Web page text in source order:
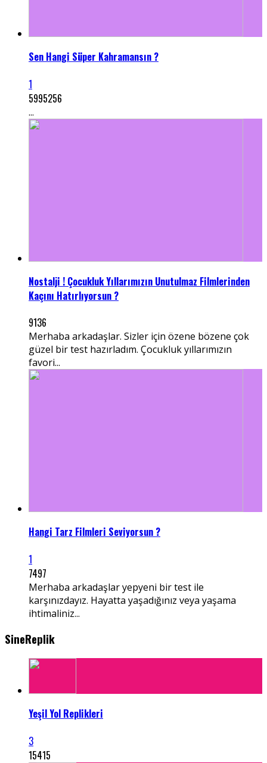
Sen Hangi Süper Kahramansın ?
1
5995256
...
Nostalji ! Çocukluk Yıllarımızın Unutulmaz Filmlerinden
Kaçını Hatırlıyorsun ?
9136
Merhaba arkadaşlar. Sizler için özene bözene çok
güzel bir test hazırladım. Çocukluk yıllarımızın
favori...
Hangi Tarz Filmleri Seviyorsun ?
1
7497
Merhaba arkadaşlar yepyeni bir test ile
karşınızdayız. Hayatta yaşadığınız veya yaşama
ihtimaliniz...
SineReplik
Yeşil Yol Replikleri
3
15415